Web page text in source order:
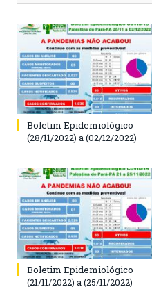
Boletim Epidemiológico
(28/11/2022) a (02/12/2022)
Boletim Epidemiológico
(21/11/2022) a (25/11/2022)